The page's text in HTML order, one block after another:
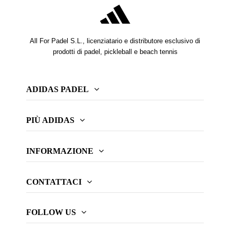
All For Padel S.L., licenziatario e distributore esclusivo di
prodotti di padel, pickleball e beach tennis
ADIDAS PADEL
PIÙ ADIDAS
INFORMAZIONE
CONTATTACI
FOLLOW US